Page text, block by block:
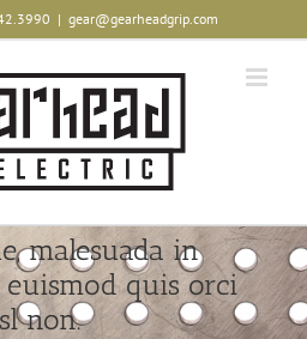
| gear@gearheadgrip.com
malesuada in
euismod quis orci
non.